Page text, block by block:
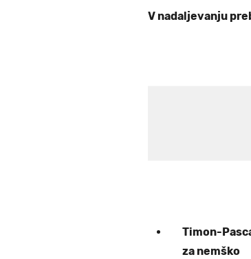
V nadaljevanju
Timon-
za nemško